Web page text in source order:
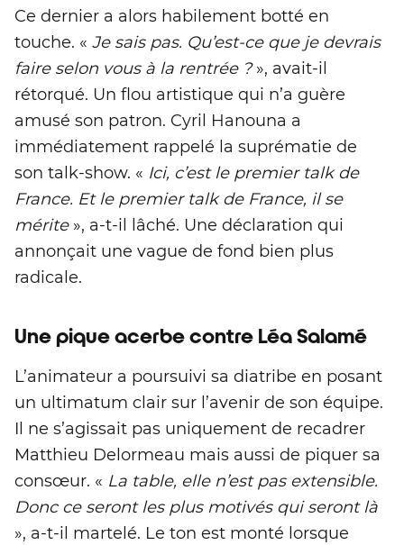
Ce dernier a alors habilement botté en
touche. « Je sais pas. Qu’est-ce que je devrais
faire selon vous à la rentrée ?», avait-il
rétorqué. Un flou artistique qui n’a guère
amusé son patron. Cyril Hanouna a
immédiatement rappelé la suprématie de
son talk-show. « Ici, c’est le premier talk de
France. Et le premier talk de France, il se
mérite», a-t-il lâché. Une déclaration qui
annonçait une vague de fond bien plus
radicale.
Une pique acerbe contre Léa Salamé
L’animateur a poursuivi sa diatribe en posant
un ultimatum clair sur l’avenir de son équipe.
Il ne s’agissait pas uniquement de recadrer
Matthieu Delormeau mais aussi de piquer sa
consœur. « La table, elle n’est pas extensible.
Donc ce seront les plus motivés qui seront là
», a-t-il martelé. Le ton est monté lorsque